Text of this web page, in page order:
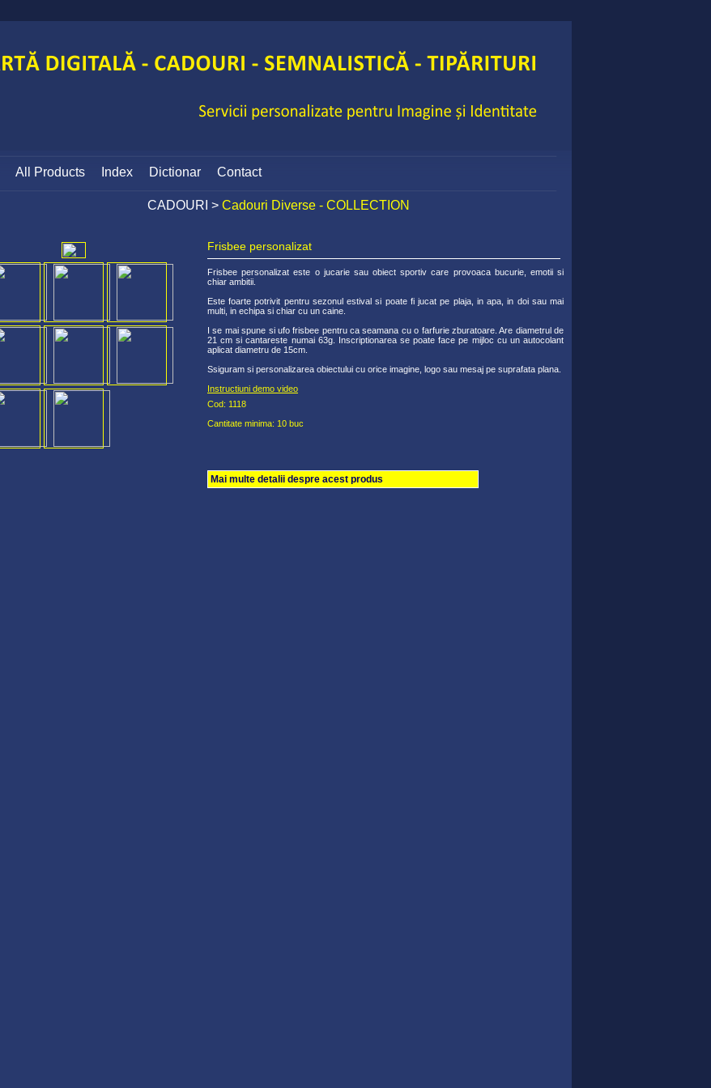
All Products Index Dictionar Contact
CADOURI > Cadouri Diverse - COLLECTION
Frisbee personalizat
Frisbee personalizat este o jucarie sau obiect sportiv care provoaca bucurie, emotii si
chiar ambitii.
Este foarte potrivit pentru sezonul estival si poate fi jucat pe plaja, in apa, in doi sau mai
multi, in echipa si chiar cu un caine.
I se mai spune si ufo frisbee pentru ca seamana cu o farfurie zburatoare. Are diametrul de
21 cm si cantareste numai 63g. Inscriptionarea se poate face pe mijloc cu un autocolant
aplicat diametru de 15cm.
Ssiguram si personalizarea obiectului cu orice imagine, logo sau mesaj pe suprafata plana.
Instructiuni demo video
Cod: 1118
Cantitate minima: 10 buc
Mai multe detalii despre acest produs